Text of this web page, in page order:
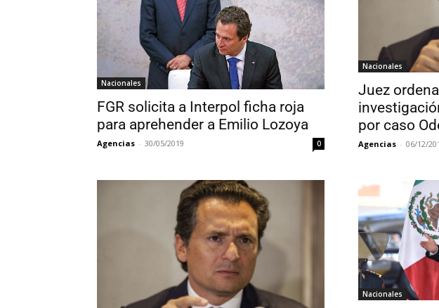
Nacionales
FGR solicita a Interpol ficha roja
para aprehender a Emilio Lozoya
Agencias - 30/05/2019 0
Nacionales
Juez
por caso
Agencias - 06/12/
Nacionales